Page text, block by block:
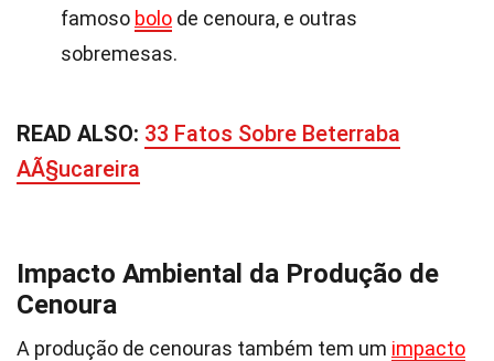
famoso bolo de cenoura, e outras
sobremesas.
READ ALSO: 33 Fatos Sobre Beterraba
AÃ§ucareira
Impacto Ambiental da Produção de
Cenoura
A produção de cenouras também tem um impacto